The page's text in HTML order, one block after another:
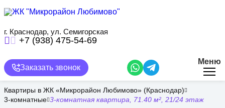
содержанию
г. Краснодар, ул. Семигорская
+7 (938) 475-54-69
Заказать звонок
Меню
Квартиры в ЖК «Микрорайон Любимово» (Краснодар)
3-комнатные 3-комнатная квартира, 71.40 м², 21/24 этаж